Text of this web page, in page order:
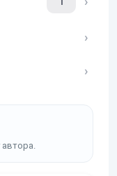
автора.